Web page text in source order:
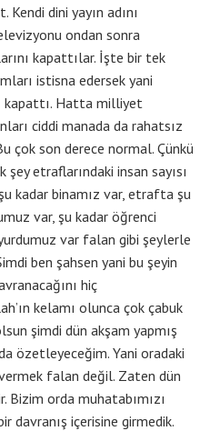
dini yayın adını
ondan sonra
kapattılar. İşte bir tek
istisna edersek yani
kapattı. Hatta milliyet
ciddi manada da rahatsız
çok son derece normal. Çünkü
etraflarındaki insan sayısı
kadar binamız var, etrafta şu
var, şu kadar öğrenci
var falan gibi şeylerle
ben şahsen yani bu şeyin
hiç
kelamı olunca çok çabuk
şimdi dün akşam yapmış
özetleyeceğim. Yani oradaki
falan değil. Zaten dün
Bizim orda muhatabımızı
davranış içerisine girmedik.